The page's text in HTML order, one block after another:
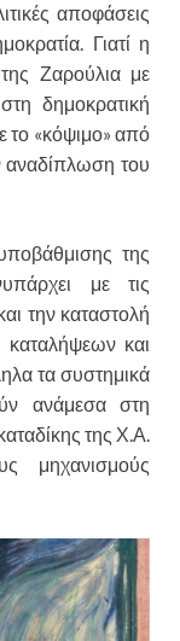
αποφάσεις
Γιατί η
Ζαρούλια με
δημοκρατική
το «κόψιμο» από
αναδίπλωση του
της
με τις
την καταστολή
καταλήψεων και
τα συστημικά
ανάμεσα στη
της Χ.Α.
μηχανισμούς